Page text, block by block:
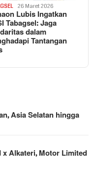
26 Maret 2026
Lubis Ingatkan
Tabagsel: Jaga
dalam
Tantangan
Asia Selatan hingga
Alkateri, Motor Limited